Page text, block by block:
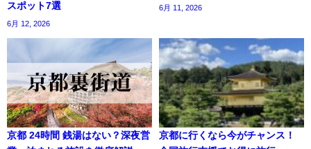
スポット7選
6月 12, 2026
6月 11, 2026
京都 24時間 銭湯はない？深夜営
京都に行くなら今がチャンス！